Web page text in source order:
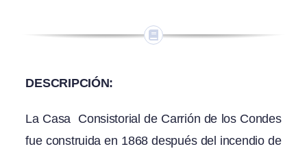
DESCRIPCIÓN:
La Casa Consistorial de Carrión de los Condes
fue construida en 1868 después del incendio de